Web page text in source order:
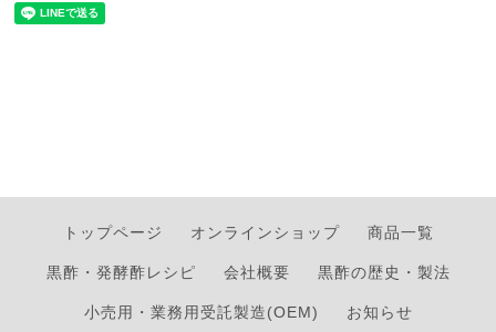
トップページ オンラインショップ 商品一覧
黒酢・発酵酢レシピ 会社概要 黒酢の歴史・製法
小売用・業務用受託製造(OEM) お知らせ